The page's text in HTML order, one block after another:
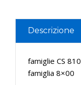
Descrizione
famiglie CS
famiglia 8×00